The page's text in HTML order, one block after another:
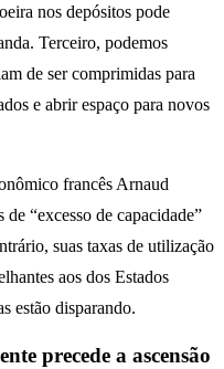
nos depósitos pode
Terceiro, podemos
de ser comprimidas para
e abrir espaço para novos
francês Arnaud
“excesso de capacidade”
suas taxas de utilização
aos dos Estados
estão disparando.
precede a ascensão